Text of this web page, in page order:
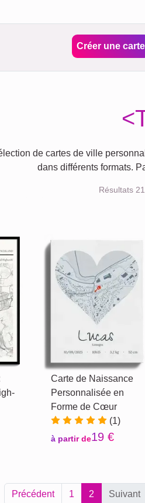
Créer une carte
de cartes de ville
dans différents formats.
Résultats
Carte de Naissance
Personnalisée en
Forme de Cœur
(1)
à partir de19 €
Précédent 1 2 Suivant